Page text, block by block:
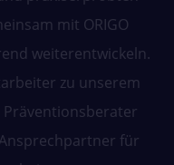
mit ORIGO
weiterentwickeln.
zu unserem
Präventionsberater
für